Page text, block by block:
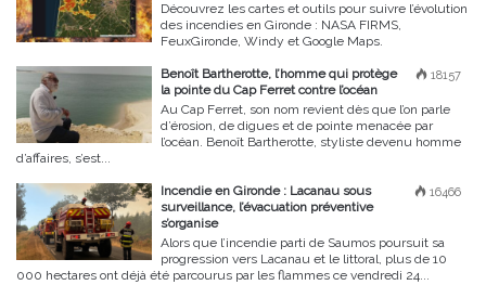
Découvrez les cartes et outils pour suivre l’évolution
des incendies en Gironde : NASA FIRMS,
FeuxGironde, Windy et Google Maps.
18157
Benoît Bartherotte, l’homme qui protège
la pointe du Cap Ferret contre l’océan
Au Cap Ferret, son nom revient dès que l’on parle
d’érosion, de digues et de pointe menacée par
l’océan. Benoît Bartherotte, styliste devenu homme
d’affaires, s’est...
16466
Incendie en Gironde : Lacanau sous
surveillance, l’évacuation préventive
s’organise
Alors que l’incendie parti de Saumos poursuit sa
progression vers Lacanau et le littoral, plus de 10
000 hectares ont déjà été parcourus par les flammes ce vendredi 24...